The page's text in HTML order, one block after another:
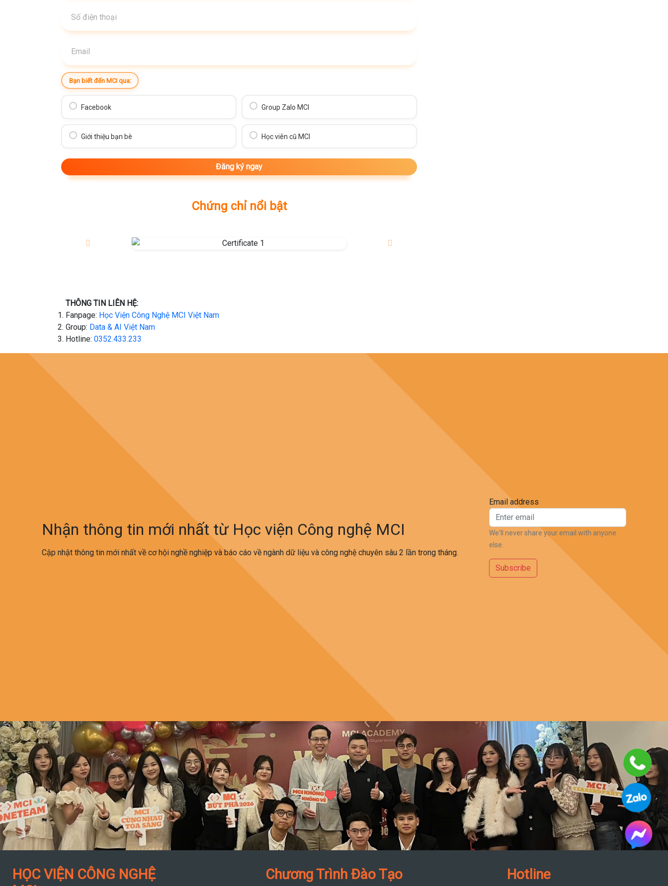
Bạn biết đến MCI qua:
Facebook Group Zalo MCI
Giới thiệu bạn bè Học viên cũ MCI
Chứng chỉ nổi bật
THÔNG TIN LIÊN HỆ:
Fanpage: Học Viện Công Nghệ MCI Việt Nam
Group: Data & AI Việt Nam
Hotline: 0352.433.233
Nhận thông tin mới nhất từ Học viện Công nghệ MCI
Cập nhật thông tin mới nhất về cơ hội nghề nghiệp và báo cáo về ngành dữ liệu và công nghệ chuyên sâu 2 lần trong tháng.
Email address
We'll never share your email with anyone
else.
Subscribe
HỌC VIỆN CÔNG NGHỆ
Chương Trình Đào Tạo Hotline